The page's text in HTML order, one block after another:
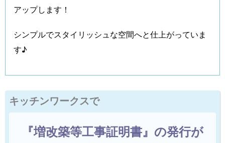
アップします！
シンプルでスタイリッシュな空間へと仕上がっていま
す♪
キッチンワークスで
『増改築等工事証明書』の発行が